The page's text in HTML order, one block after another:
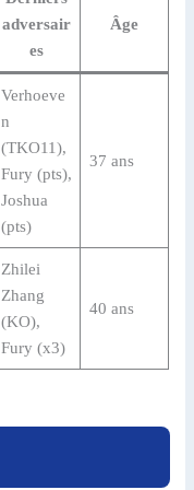
adversair
es
Âge
Verhoeve
n
(TKO11),
Fury (pts),
Joshua
(pts)
37 ans
Zhilei
Zhang
(KO),
Fury (x3)
40 ans